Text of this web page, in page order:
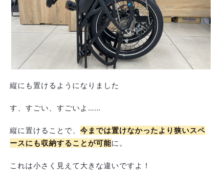
縦にも置けるようになりました
す、すごい、すごいよ……
縦に置けることで、 今までは置けなかったより狭いスペ
ースにも収納することが可能に。
これは小さく見えて大きな違いですよ！